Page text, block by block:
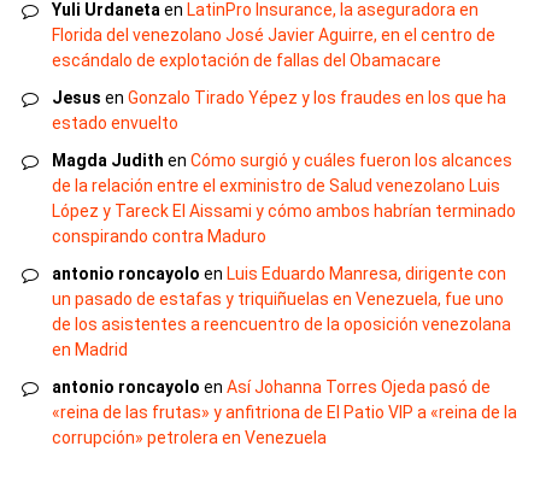
Yuli Urdaneta en LatinPro Insurance, la aseguradora en
Florida del venezolano José Javier Aguirre, en el centro de
escándalo de explotación de fallas del Obamacare
Jesus en Gonzalo Tirado Yépez y los fraudes en los que ha
estado envuelto
Magda Judith en Cómo surgió y cuáles fueron los alcances
de la relación entre el exministro de Salud venezolano Luis
López y Tareck El Aissami y cómo ambos habrían terminado
conspirando contra Maduro
antonio roncayolo en Luis Eduardo Manresa, dirigente con
un pasado de estafas y triquiñuelas en Venezuela, fue uno
de los asistentes a reencuentro de la oposición venezolana
en Madrid
antonio roncayolo en Así Johanna Torres Ojeda pasó de
«reina de las frutas» y anfitriona de El Patio VIP a «reina de la
corrupción» petrolera en Venezuela